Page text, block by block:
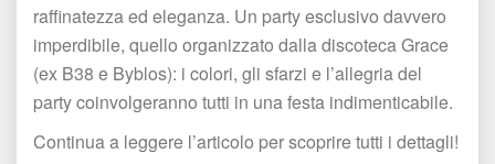
raffinatezza ed eleganza. Un party esclusivo davvero
imperdibile, quello organizzato dalla discoteca Grace
(ex B38 e Byblos): i colori, gli sfarzi e l’allegria del
party coinvolgeranno tutti in una festa indimenticabile.
Continua a leggere l’articolo per scoprire tutti i dettagli!